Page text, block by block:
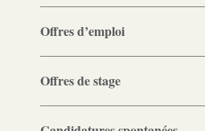
Offres d’emploi
Offres de stage